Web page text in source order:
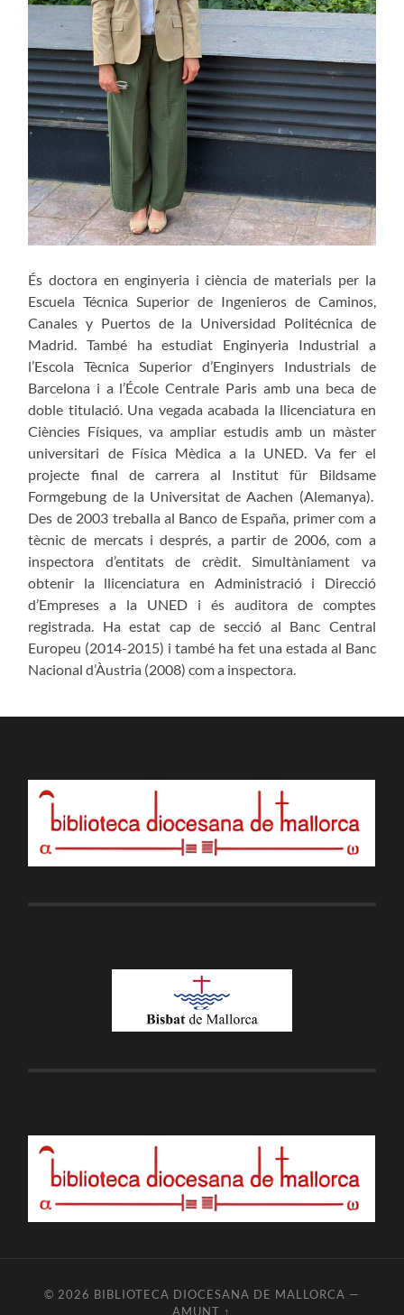
És doctora en enginyeria i ciència de materials per la
Escuela Técnica Superior de Ingenieros de Caminos,
Canales y Puertos de la Universidad Politécnica de
Madrid. També ha estudiat Enginyeria Industrial a
l’Escola Tècnica Superior d’Enginyers Industrials de
Barcelona i a l’École Centrale Paris amb una beca de
doble titulació. Una vegada acabada la llicenciatura en
Ciències Físiques, va ampliar estudis amb un màster
universitari de Física Mèdica a la UNED. Va fer el
projecte final de carrera al Institut für Bildsame
Formgebung de la Universitat de Aachen (Alemanya).
Des de 2003 treballa al Banco de España, primer com a
tècnic de mercats i després, a partir de 2006, com a
inspectora d’entitats de crèdit. Simultàniament va
obtenir la llicenciatura en Administració i Direcció
d’Empreses a la UNED i és auditora de comptes
registrada. Ha estat cap de secció al Banc Central
Europeu (2014-2015) i també ha fet una estada al Banc
Nacional d’Àustria (2008) com a inspectora.
© 2026 BIBLIOTECA DIOCESANA DE MALLORCA —
AMUNT ↑